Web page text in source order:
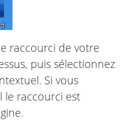
raccourci de votre
puis sélectionnez
Si vous
le raccourci est